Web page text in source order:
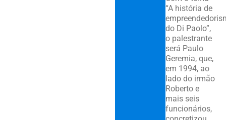
“A história de
do Di Paolo”,
o palestrante
será Paulo
Geremia, que,
em 1994, ao
lado do irmão
Roberto e
mais seis
funcionários,